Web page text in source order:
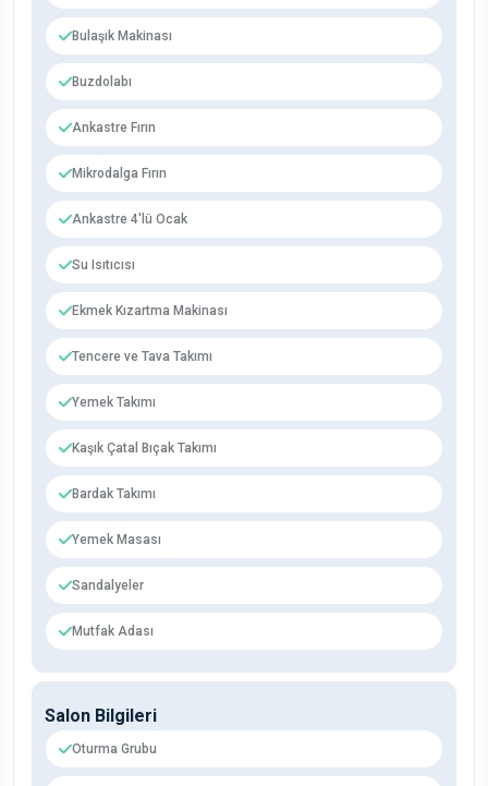
Bulaşık Makinası
Buzdolabı
Ankastre Fırın
Mikrodalga Fırın
Ankastre 4'lü Ocak
Su Isıtıcısı
Ekmek Kızartma Makinası
Tencere ve Tava Takımı
Yemek Takımı
Kaşık Çatal Bıçak Takımı
Bardak Takımı
Yemek Masası
Sandalyeler
Mutfak Adası
Salon Bilgileri
Oturma Grubu